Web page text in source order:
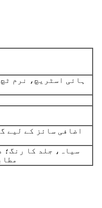
ہائی اسٹریچ، نرم
سیاہ، جلد کا رنگ؛